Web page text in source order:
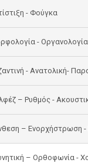
- Φούγκα
- Οργανολογία
- Ανατολική-
– Ρυθμός -
– Ενορχήστρωση -
– Ορθοφωνία -